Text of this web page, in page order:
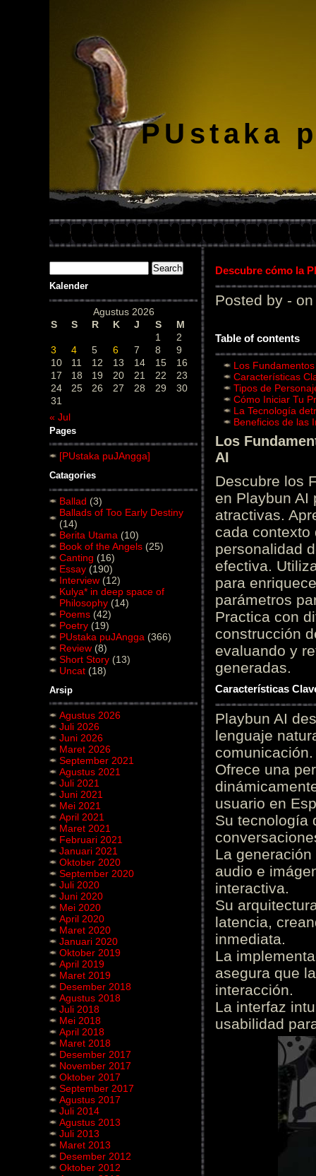
PUstaka
Kalender
Agustus 2026
S
S R K J S
M
1
2
3
4 5 6 7 8
9
10
11 12 13 14 15
16
17
18 19 20 21 22
23
24
25 26 27 28 29
30
31
« Jul
Pages
[PUstaka puJAngga]
Catagories
Ballad (3)
Ballads of Too Early Destiny
(14)
Berita Utama (10)
Book of the Angels (25)
Canting (16)
Essay (190)
Interview (12)
Kulya* in deep space of
Philosophy (14)
Poems (42)
Poetry (19)
PUstaka puJAngga (366)
Review (8)
Short Story (13)
Uncat (18)
Arsip
Agustus 2026
Juli 2026
Juni 2026
Maret 2026
September 2021
Agustus 2021
Juli 2021
Juni 2021
Mei 2021
April 2021
Maret 2021
Februari 2021
Januari 2021
Oktober 2020
September 2020
Juli 2020
Juni 2020
Mei 2020
April 2020
Maret 2020
Januari 2020
Oktober 2019
April 2019
Maret 2019
Desember 2018
Agustus 2018
Juli 2018
Mei 2018
April 2018
Maret 2018
Desember 2017
November 2017
Oktober 2017
September 2017
Agustus 2017
Juli 2014
Agustus 2013
Juli 2013
Maret 2013
Desember 2012
Oktober 2012
Descubre cómo la
Posted by - on
Table of contents
Los
Características
Tipos de
Cómo Iniciar Tu
La Tecnología
Beneficios de las
Los
AI
Descubre los
en Playbun AI
atractivas.
cada contexto
personalidad
efectiva.
para
parámetros
Practica con
construcción
evaluando y
generadas.
Características
Playbun AI
lenguaje
comunicación.
Ofrece una
usuario en
Su tecnología
La
audio e
interactiva.
Su
latencia,
inmediata.
La
asegura que
interacción.
La interfaz
usabilidad